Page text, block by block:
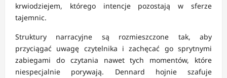
krwiodziejem, którego intencje pozostają w sferze
tajemnic.
Struktury narracyjne są rozmieszczone tak, aby
przyciągać uwagę czytelnika i zachęcać go sprytnymi
zabiegami do czytania nawet tych momentów, które
niespecjalnie porywają. Dennard hojnie szafuje